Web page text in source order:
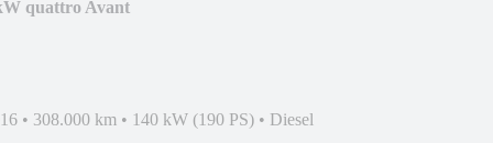
quattro Avant
• 308.000 km • 140 kW (190 PS) • Diesel